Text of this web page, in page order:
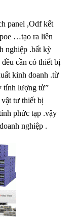
panel ,Odf kết
…tạo ra liên
nghiệp .bất kỳ
cần có thiết bị
kinh doanh .từ
tính lượng tử”
tư thiết bị
phức tạp .vậy
nghiệp .